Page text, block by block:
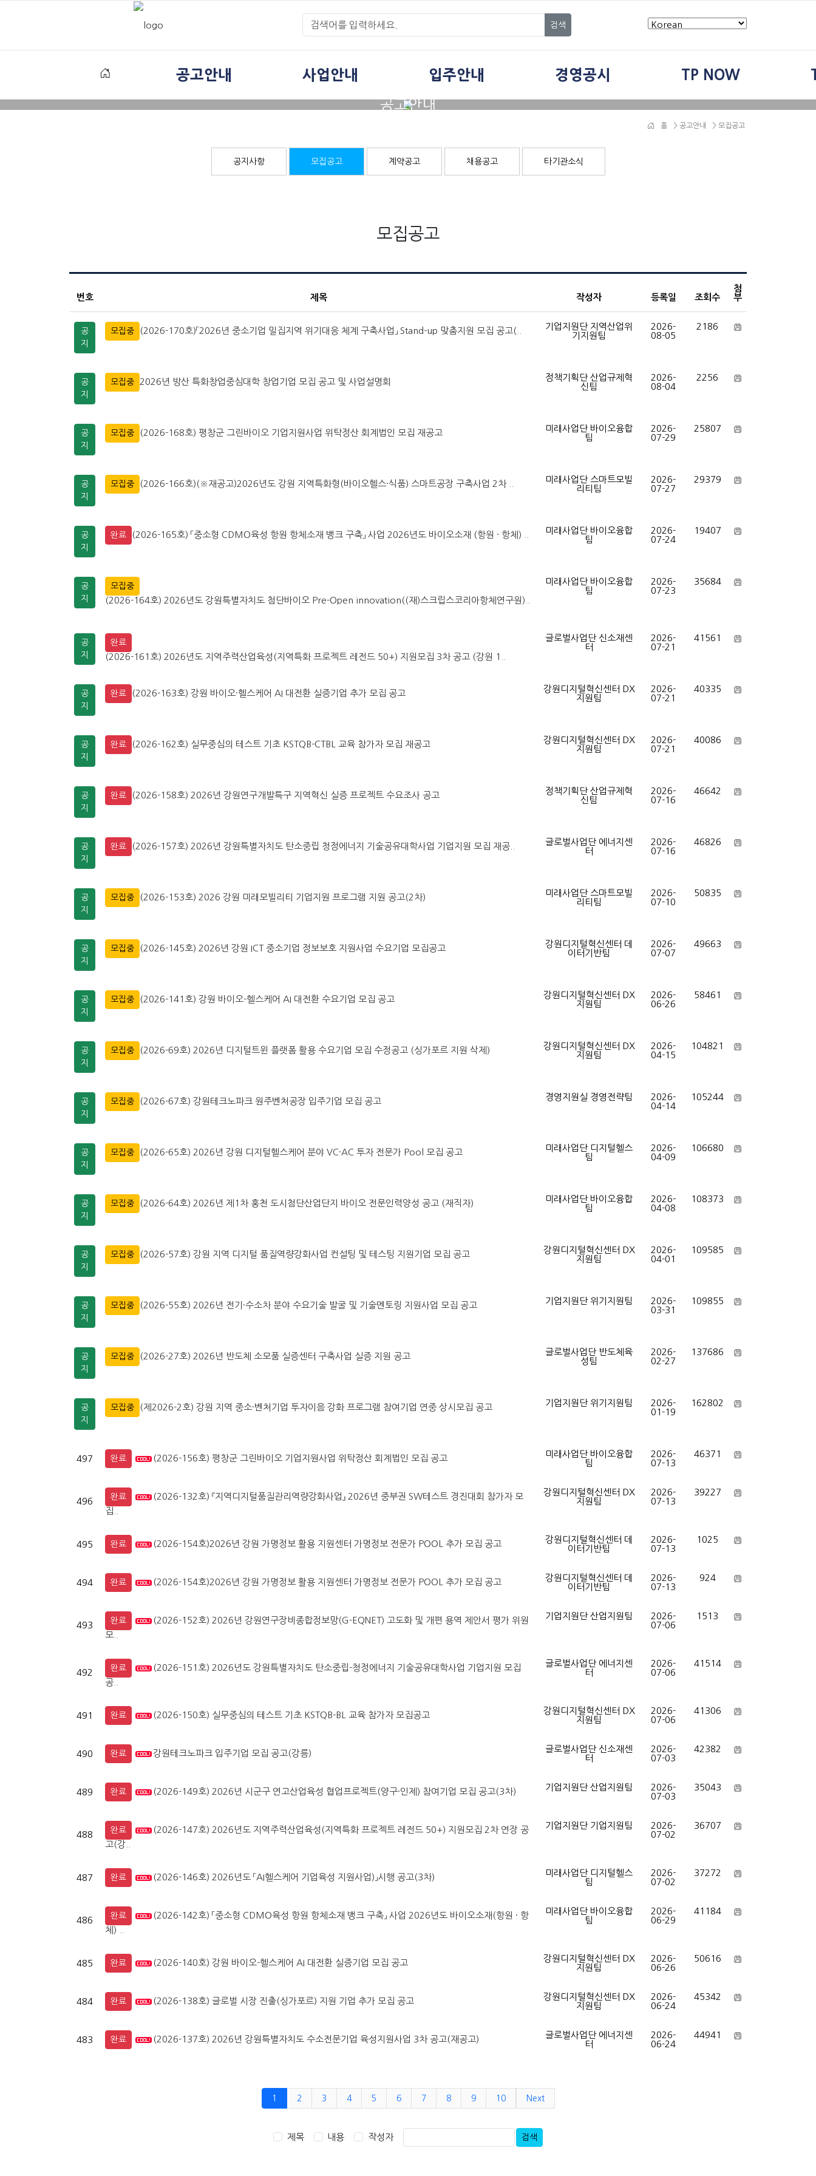
검색
공고안내 사업안내 입주안내 경영공시 TP NOW
공고안내
> 모집공고
> 공고안내
홈
공지사항 모집공고 계약공고 채용공고 타기관소식
모집공고
번호 제목 작성자 등록일 조회수
첨
부
공
지
모집중 (2026-170호)「2026년 중소기업 밀집지역 위기대응 체계 구축사업」 Stand-up 맞춤지원 모집 공고(..
기업지원단 지역산업위
기지원팀
2026-
08-05
2186
공
지
모집중 2026년 방산 특화창업중심대학 창업기업 모집 공고 및 사업설명회
정책기획단 산업규제혁
신팀
2026-
08-04
2256
공
지
모집중 (2026-168호) 평창군 그린바이오 기업지원사업 위탁정산 회계법인 모집 재공고
미래사업단 바이오융합
팀
2026-
07-29
25807
공
지
모집중 (2026-166호)(※재공고)2026년도 강원 지역특화형(바이오헬스·식품) 스마트공장 구축사업 2차 ..
미래사업단 스마트모빌
리티팀
2026-
07-27
29379
공
지
완료 (2026-165호) 「중소형 CDMO육성 항원 항체소재 뱅크 구축」 사업 2026년도 바이오소재 (항원 · 항체) ..
미래사업단 바이오융합
팀
2026-
07-24
19407
공
지
모집중
(2026-164호) 2026년도 강원특별자치도 첨단바이오 Pre-Open innovation((재)스크립스코리아항체연구원)..
미래사업단 바이오융합
팀
2026-
07-23
35684
공
지
완료
(2026-161호) 2026년도 지역주력산업육성(지역특화 프로젝트 레전드 50+) 지원모집 3차 공고 (강원 1..
글로벌사업단 신소재센
터
2026-
07-21
41561
공
지
완료 (2026-163호) 강원 바이오·헬스케어 AI 대전환 실증기업 추가 모집 공고
강원디지털혁신센터 DX
지원팀
2026-
07-21
40335
공
지
완료 (2026-162호) 실무중심의 테스트 기초 KSTQB-CTBL 교육 참가자 모집 재공고
강원디지털혁신센터 DX
지원팀
2026-
07-21
40086
공
지
완료 (2026-158호) 2026년 강원연구개발특구 지역혁신 실증 프로젝트 수요조사 공고
정책기획단 산업규제혁
신팀
2026-
07-16
46642
공
지
완료 (2026-157호) 2026년 강원특별자치도 탄소중립 청정에너지 기술공유대학사업 기업지원 모집 재공..
글로벌사업단 에너지센
터
2026-
07-16
46826
공
지
모집중 (2026-153호) 2026 강원 미래모빌리티 기업지원 프로그램 지원 공고(2차)
미래사업단 스마트모빌
리티팀
2026-
07-10
50835
공
지
모집중 (2026-145호) 2026년 강원 ICT 중소기업 정보보호 지원사업 수요기업 모집공고
강원디지털혁신센터 데
이터기반팀
2026-
07-07
49663
공
지
모집중 (2026-141호) 강원 바이오-헬스케어 AI 대전환 수요기업 모집 공고
강원디지털혁신센터 DX
지원팀
2026-
06-26
58461
공
지
모집중 (2026-69호) 2026년 디지털트윈 플랫폼 활용 수요기업 모집 수정공고 (싱가포르 지원 삭제)
강원디지털혁신센터 DX
지원팀
2026-
04-15
104821
공
지
모집중 (2026-67호) 강원테크노파크 원주벤처공장 입주기업 모집 공고 경영지원실 경영전략팀
2026-
04-14
105244
공
지
모집중 (2026-65호) 2026년 강원 디지털헬스케어 분야 VC·AC 투자 전문가 Pool 모집 공고
미래사업단 디지털헬스
팀
2026-
04-09
106680
공
지
모집중 (2026-64호) 2026년 제1차 홍천 도시첨단산업단지 바이오 전문인력양성 공고 (재직자)
미래사업단 바이오융합
팀
2026-
04-08
108373
공
지
모집중 (2026-57호) 강원 지역 디지털 품질역량강화사업 컨설팅 및 테스팅 지원기업 모집 공고
강원디지털혁신센터 DX
지원팀
2026-
04-01
109585
공
지
모집중 (2026-55호) 2026년 전기·수소차 분야 수요기술 발굴 및 기술멘토링 지원사업 모집 공고 기업지원단 위기지원팀
2026-
03-31
109855
공
지
모집중 (2026-27호) 2026년 반도체 소모품 실증센터 구축사업 실증 지원 공고
글로벌사업단 반도체육
성팀
2026-
02-27
137686
공
지
모집중 (제2026-2호) 강원 지역 중소·벤처기업 투자이음 강화 프로그램 참여기업 연중 상시모집 공고 기업지원단 위기지원팀
2026-
01-19
162802
497 완료 (2026-156호) 평창군 그린바이오 기업지원사업 위탁정산 회계법인 모집 공고
미래사업단 바이오융합
팀
2026-
07-13
46371
496 완료
(2026-132호) 『지역디지털품질관리역량강화사업』 2026년 중부권 SW테스트 경진대회 참가자 모
집..
강원디지털혁신센터 DX
지원팀
2026-
07-13
39227
495 완료 (2026-154호)2026년 강원 가명정보 활용 지원센터 가명정보 전문가 POOL 추가 모집 공고
강원디지털혁신센터 데
이터기반팀
2026-
07-13
1025
494 완료 (2026-154호)2026년 강원 가명정보 활용 지원센터 가명정보 전문가 POOL 추가 모집 공고
강원디지털혁신센터 데
이터기반팀
2026-
07-13
924
493 완료
(2026-152호) 2026년 강원연구장비종합정보망(G-EQNET) 고도화 및 개편 용역 제안서 평가 위원
모..
기업지원단 산업지원팀
2026-
07-06
1513
492 완료
(2026-151호) 2026년도 강원특별자치도 탄소중립-청정에너지 기술공유대학사업 기업지원 모집
공..
글로벌사업단 에너지센
터
2026-
07-06
41514
491 완료 (2026-150호) 실무중심의 테스트 기초 KSTQB-BL 교육 참가자 모집공고
강원디지털혁신센터 DX
지원팀
2026-
07-06
41306
490 완료 강원테크노파크 입주기업 모집 공고(강릉)
글로벌사업단 신소재센
터
2026-
07-03
42382
489 완료 (2026-149호) 2026년 시군구 연고산업육성 협업프로젝트(양구·인제) 참여기업 모집 공고(3차) 기업지원단 산업지원팀
2026-
07-03
35043
488 완료
(2026-147호) 2026년도 지역주력산업육성(지역특화 프로젝트 레전드 50+) 지원모집 2차 연장 공
고(강..
기업지원단 기업지원팀
2026-
07-02
36707
487 완료 (2026-146호) 2026년도 「AI헬스케어 기업육성 지원사업)」시행 공고(3차)
미래사업단 디지털헬스
팀
2026-
07-02
37272
486 완료
(2026-142호) 「중소형 CDMO육성 항원 항체소재 뱅크 구축」 사업 2026년도 바이오소재(항원 · 항
체) ..
미래사업단 바이오융합
팀
2026-
06-29
41184
485 완료 (2026-140호) 강원 바이오-헬스케어 AI 대전환 실증기업 모집 공고
강원디지털혁신센터 DX
지원팀
2026-
06-26
50616
484 완료 (2026-138호) 글로벌 시장 진출(싱가포르) 지원 기업 추가 모집 공고
강원디지털혁신센터 DX
지원팀
2026-
06-24
45342
483 완료 (2026-137호) 2026년 강원특별자치도 수소전문기업 육성지원사업 3차 공고(재공고)
글로벌사업단 에너지센
터
2026-
06-24
44941
1 2 3 4 5 6 7 8 9 10 Next
제목 내용 작성자 검색